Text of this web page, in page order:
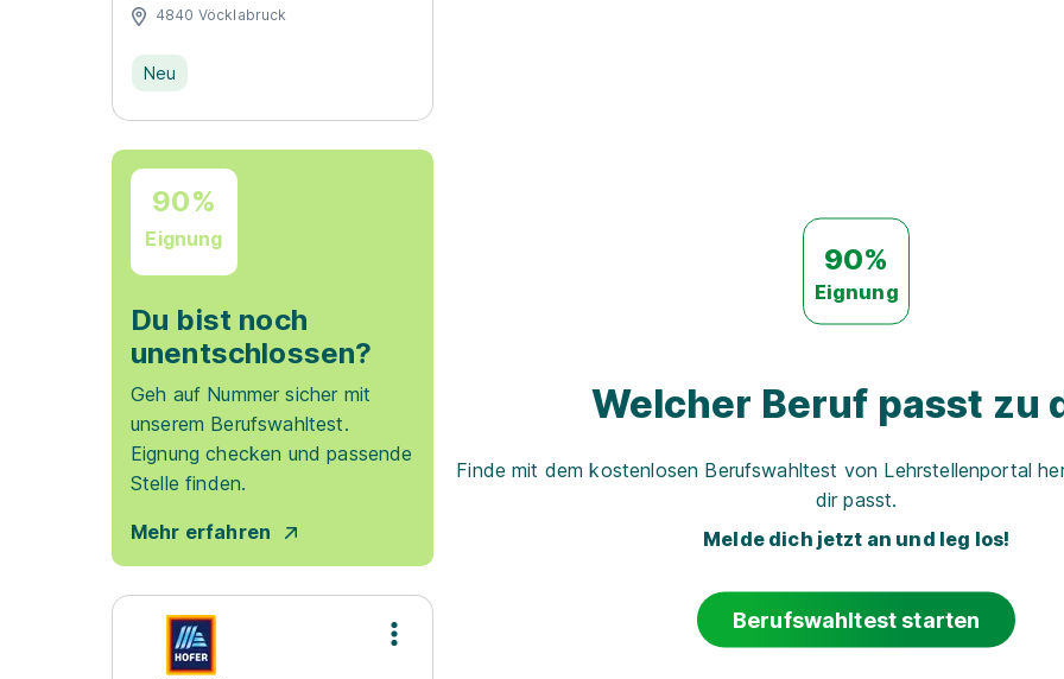
4840 Vöcklabruck
Neu
90%
Eignung
Du bist noch
unentschlossen?
Geh auf Nummer sicher mit
unserem Berufswahltest.
Eignung checken und passende
Stelle finden.
Mehr erfahren
90%
Eignung
Welcher Beruf passt zu
Finde mit dem kostenlosen Berufswahltest von Lehrstellenportal
dir passt.
Melde dich jetzt an und leg los!
Berufswahltest starten